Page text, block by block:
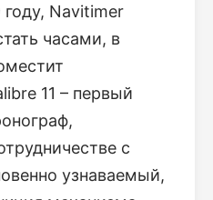
Navitimer
часами, в
11 – первый
с
узнаваемый,